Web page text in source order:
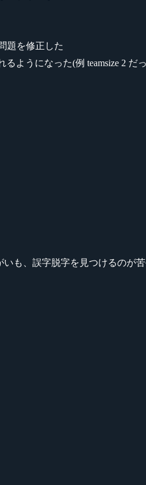
題を修正した
ようになった(例 teamsize 2 だ
いも、誤字脱字を見つけるのが